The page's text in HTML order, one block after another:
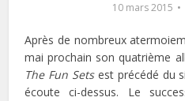
10 mars 2015
Après de nombreux
mai prochain son quatrième
The Fun Setsest précédé du
écoute ci-dessus. Le